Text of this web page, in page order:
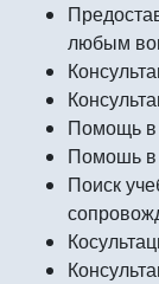
любым
Помощь в
Помошь в
Поиск